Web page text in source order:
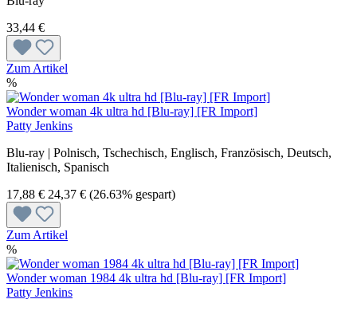
33,44 €
Zum Artikel
%
Wonder woman 4k ultra hd [Blu-ray] [FR Import]
Patty Jenkins
Blu-ray | Polnisch, Tschechisch, Englisch, Französisch, Deutsch,
Italienisch, Spanisch
17,88 € 24,37 € (26.63% gespart)
Zum Artikel
%
Wonder woman 1984 4k ultra hd [Blu-ray] [FR Import]
Patty Jenkins